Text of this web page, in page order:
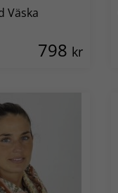
Väska
798 kr